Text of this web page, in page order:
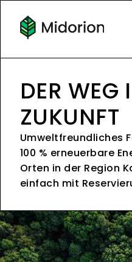
DER WEG
ZUKUNFT
Umweltfreundliches
100 % erneuerbare
Orten in der Region
einfach mit